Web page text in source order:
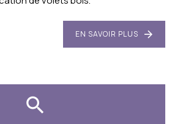
EN SAVOIR PLUS